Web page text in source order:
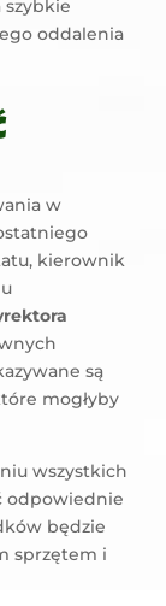
szybkie
oddalenia
w
kierownik
są
mogłyby
wszystkich
odpowiednie
będzie
sprzętem i